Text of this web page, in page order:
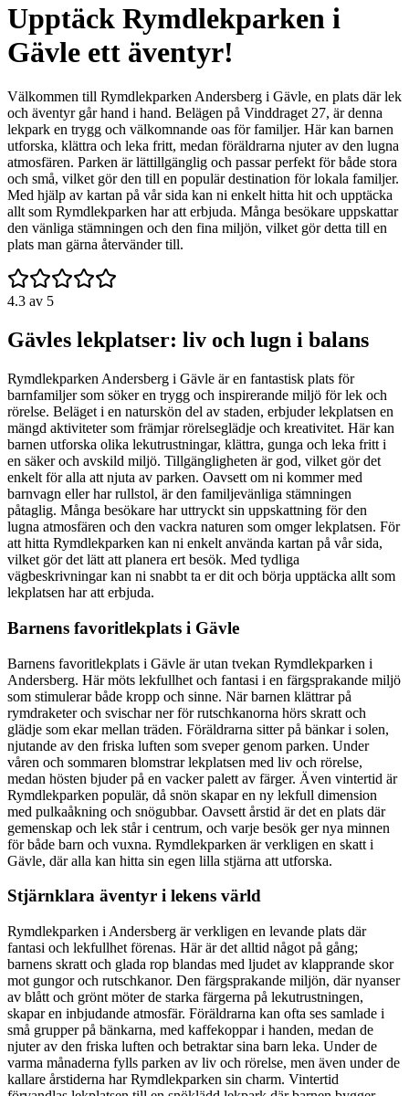
Upptäck Rymdlekparken i
Gävle ett äventyr!
Välkommen till Rymdlekparken Andersberg i Gävle, en plats där lek
och äventyr går hand i hand. Belägen på Vinddraget 27, är denna
lekpark en trygg och välkomnande oas för familjer. Här kan barnen
utforska, klättra och leka fritt, medan föräldrarna njuter av den lugna
atmosfären. Parken är lättillgänglig och passar perfekt för både stora
och små, vilket gör den till en populär destination för lokala familjer.
Med hjälp av kartan på vår sida kan ni enkelt hitta hit och upptäcka
allt som Rymdlekparken har att erbjuda. Många besökare uppskattar
den vänliga stämningen och den fina miljön, vilket gör detta till en
plats man gärna återvänder till.
4.3 av 5
Gävles lekplatser: liv och lugn i balans
Rymdlekparken Andersberg i Gävle är en fantastisk plats för
barnfamiljer som söker en trygg och inspirerande miljö för lek och
rörelse. Beläget i en naturskön del av staden, erbjuder lekplatsen en
mängd aktiviteter som främjar rörelseglädje och kreativitet. Här kan
barnen utforska olika lekutrustningar, klättra, gunga och leka fritt i
en säker och avskild miljö. Tillgängligheten är god, vilket gör det
enkelt för alla att njuta av parken. Oavsett om ni kommer med
barnvagn eller har rullstol, är den familjevänliga stämningen
påtaglig. Många besökare har uttryckt sin uppskattning för den
lugna atmosfären och den vackra naturen som omger lekplatsen. För
att hitta Rymdlekparken kan ni enkelt använda kartan på vår sida,
vilket gör det lätt att planera ert besök. Med tydliga
vägbeskrivningar kan ni snabbt ta er dit och börja upptäcka allt som
lekplatsen har att erbjuda.
Barnens favoritlekplats i Gävle
Barnens favoritlekplats i Gävle är utan tvekan Rymdlekparken i
Andersberg. Här möts lekfullhet och fantasi i en färgsprakande miljö
som stimulerar både kropp och sinne. När barnen klättrar på
rymdraketer och svischar ner för rutschkanorna hörs skratt och
glädje som ekar mellan träden. Föräldrarna sitter på bänkar i solen,
njutande av den friska luften som sveper genom parken. Under
våren och sommaren blomstrar lekplatsen med liv och rörelse,
medan hösten bjuder på en vacker palett av färger. Även vintertid är
Rymdlekparken populär, då snön skapar en ny lekfull dimension
med pulkaåkning och snögubbar. Oavsett årstid är det en plats där
gemenskap och lek står i centrum, och varje besök ger nya minnen
för både barn och vuxna. Rymdlekparken är verkligen en skatt i
Gävle, där alla kan hitta sin egen lilla stjärna att utforska.
Stjärnklara äventyr i lekens värld
Rymdlekparken i Andersberg är verkligen en levande plats där
fantasi och lekfullhet förenas. Här är det alltid något på gång;
barnens skratt och glada rop blandas med ljudet av klapprande skor
mot gungor och rutschkanor. Den färgsprakande miljön, där nyanser
av blått och grönt möter de starka färgerna på lekutrustningen,
skapar en inbjudande atmosfär. Föräldrarna kan ofta ses samlade i
små grupper på bänkarna, med kaffekoppar i handen, medan de
njuter av den friska luften och betraktar sina barn leka. Under de
varma månaderna fylls parken av liv och rörelse, men även under de
kallare årstiderna har Rymdlekparken sin charm. Vintertid